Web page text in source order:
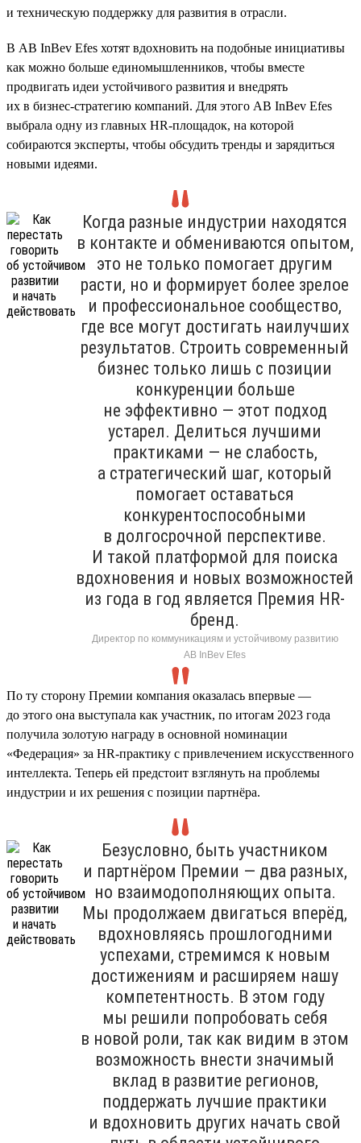
и техническую поддержку для развития в отрасли.
В AB InBev Efes хотят вдохновить на подобные инициативы
как можно больше единомышленников, чтобы вместе
продвигать идеи устойчивого развития и внедрять
их в бизнес-стратегию компаний. Для этого AB InBev Efes
выбрала одну из главных HR-площадок, на которой
собираются эксперты, чтобы обсудить тренды и зарядиться
новыми идеями.
Когда разные индустрии находятся
в контакте и обмениваются опытом,
это не только помогает другим
расти, но и формирует более зрелое
и профессиональное сообщество,
где все могут достигать наилучших
результатов. Строить современный
бизнес только лишь с позиции
конкуренции больше
не эффективно — этот подход
устарел. Делиться лучшими
практиками — не слабость,
а стратегический шаг, который
помогает оставаться
конкурентоспособными
в долгосрочной перспективе.
И такой платформой для поиска
вдохновения и новых возможностей
из года в год является Премия HR-
бренд.
Директор по коммуникациям и устойчивому развитию
AB InBev Efes
По ту сторону Премии компания оказалась впервые —
до этого она выступала как участник, по итогам 2023 года
получила золотую награду в основной номинации
«Федерация» за HR-практику с привлечением искусственного
интеллекта. Теперь ей предстоит взглянуть на проблемы
индустрии и их решения с позиции партнёра.
Безусловно, быть участником
и партнёром Премии — два разных,
но взаимодополняющих опыта.
Мы продолжаем двигаться вперёд,
вдохновляясь прошлогодними
успехами, стремимся к новым
достижениям и расширяем нашу
компетентность. В этом году
мы решили попробовать себя
в новой роли, так как видим в этом
возможность внести значимый
вклад в развитие регионов,
поддержать лучшие практики
и вдохновить других начать свой